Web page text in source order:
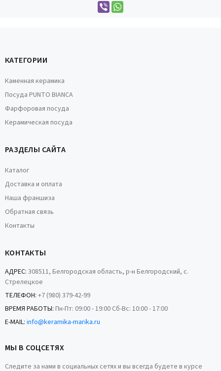
КАТЕГОРИИ
Каменная керамика
Посуда PUNTO BIANCA
Фарфоровая посуда
Керамическая посуда
РАЗДЕЛЫ САЙТА
Каталог
Доставка и оплата
Наша франшиза
Обратная связь
Контакты
КОНТАКТЫ
АДРЕС: 308511, Белгородская область, р-н Белгородский, с.
Стрелецкое
ТЕЛЕФОН: +7 (980) 379-42-99
ВРЕМЯ РАБОТЫ: Пн-Пт: 09:00 - 19:00 Сб-Вс: 10:00 - 17:00
E-MAIL: info@keramika-marika.ru
МЫ В СОЦСЕТЯХ
Следите за нами в социальных сетях и вы всегда будете в курсе